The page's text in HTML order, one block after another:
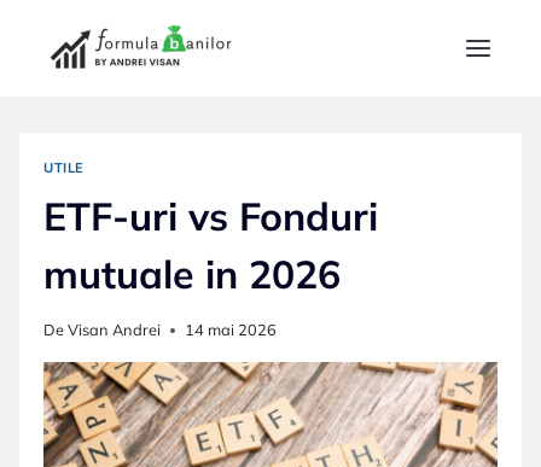
UTILE
ETF-uri vs Fonduri
mutuale in 2026
DeVisan Andrei 14 mai 2026